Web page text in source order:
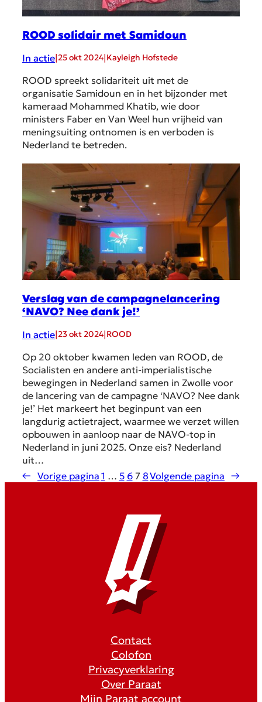
ROOD solidair met Samidoun
In actie|25 okt 2024|Kayleigh Hofstede
ROOD spreekt solidariteit uit met de
organisatie Samidoun en in het bijzonder met
kameraad Mohammed Khatib, wie door
ministers Faber en Van Weel hun vrijheid van
meningsuiting ontnomen is en verboden is
Nederland te betreden.
Verslag van de campagnelancering
‘NAVO? Nee dank je!’
In actie|23 okt 2024|ROOD
Op 20 oktober kwamen leden van ROOD, de
Socialisten en andere anti-imperialistische
bewegingen in Nederland samen in Zwolle voor
de lancering van de campagne ‘NAVO? Nee dank
je!’ Het markeert het beginpunt van een
langdurig actietraject, waarmee we verzet willen
opbouwen in aanloop naar de NAVO-top in
Nederland in juni 2025. Onze eis? Nederland
uit…
← Vorige pagina 1 … 5 6 7 8Volgende pagina →
Contact
Colofon
Privacyverklaring
Over Paraat
Mijn Paraat account